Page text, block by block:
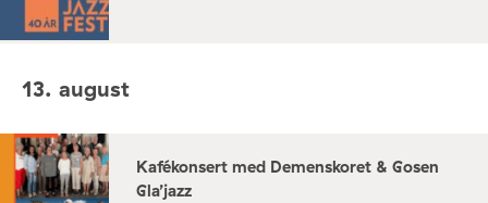
13. august
Kafékonsert med Demenskoret & Gosen
Gla’jazz